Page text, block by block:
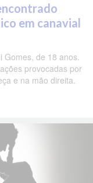
em canavial
de 18 anos.
provocadas por
e na mão direita.